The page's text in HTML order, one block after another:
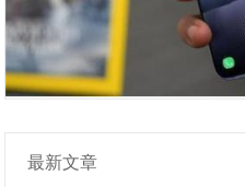
最新文章